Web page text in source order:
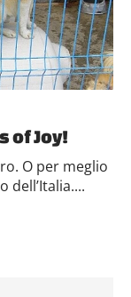
of Joy!
O per meglio
dell’Italia....